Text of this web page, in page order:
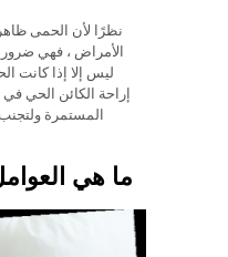
نظرًا لأن الحمى
الأمراض ، فهي
ليس إلا إذا كانت
إراحة الكائن الحي
المستمرة
ما هي